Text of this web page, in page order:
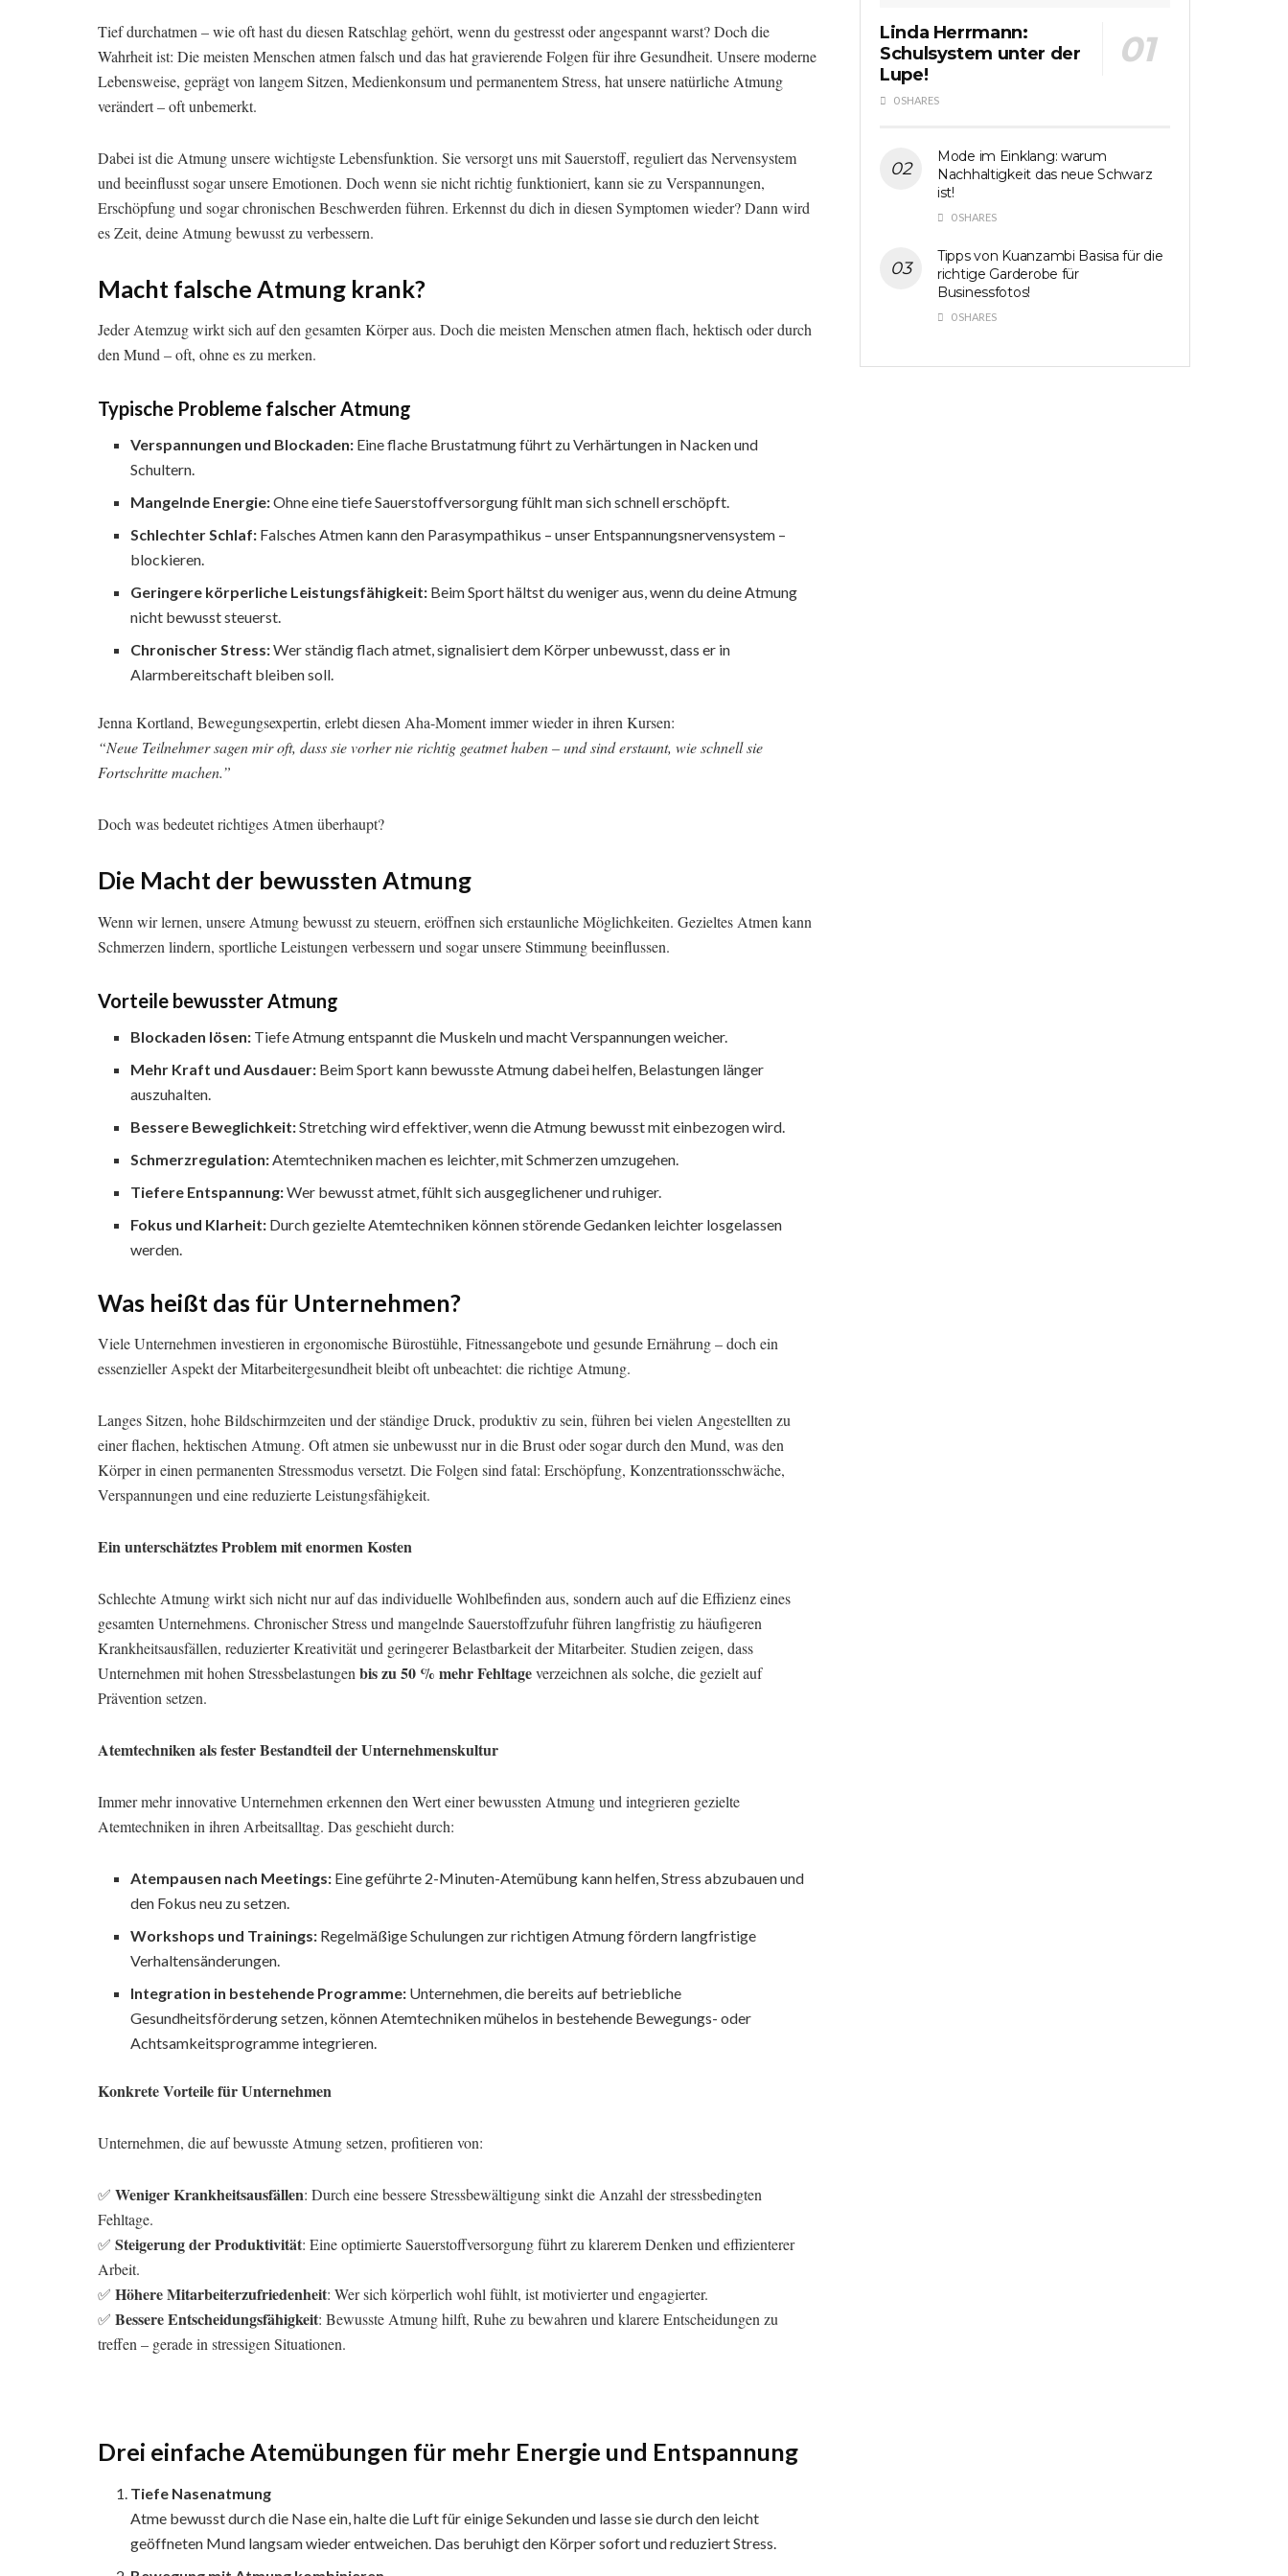
Tief durchatmen – wie oft hast du diesen Ratschlag gehört, wenn du gestresst oder angespannt warst? Doch die
Wahrheit ist: Die meisten Menschen atmen falsch und das hat gravierende Folgen für ihre Gesundheit. Unsere moderne
Lebensweise, geprägt von langem Sitzen, Medienkonsum und permanentem Stress, hat unsere natürliche Atmung
verändert – oft unbemerkt.
Dabei ist die Atmung unsere wichtigste Lebensfunktion. Sie versorgt uns mit Sauerstoff, reguliert das Nervensystem
und beeinflusst sogar unsere Emotionen. Doch wenn sie nicht richtig funktioniert, kann sie zu Verspannungen,
Erschöpfung und sogar chronischen Beschwerden führen. Erkennst du dich in diesen Symptomen wieder? Dann wird
es Zeit, deine Atmung bewusst zu verbessern.
Macht falsche Atmung krank?
Jeder Atemzug wirkt sich auf den gesamten Körper aus. Doch die meisten Menschen atmen flach, hektisch oder durch
den Mund – oft, ohne es zu merken.
Typische Probleme falscher Atmung
Verspannungen und Blockaden: Eine flache Brustatmung führt zu Verhärtungen in Nacken und
Schultern.
Mangelnde Energie:Ohne eine tiefe Sauerstoffversorgung fühlt man sich schnell erschöpft.
Schlechter Schlaf: Falsches Atmen kann den Parasympathikus – unser Entspannungsnervensystem –
blockieren.
Geringere körperliche Leistungsfähigkeit: Beim Sport hältst du weniger aus, wenn du deine Atmung
nicht bewusst steuerst.
Chronischer Stress:Wer ständig flach atmet, signalisiert dem Körper unbewusst, dass er in
Alarmbereitschaft bleiben soll.
Jenna Kortland, Bewegungsexpertin, erlebt diesen Aha-Moment immer wieder in ihren Kursen:
“Neue Teilnehmer sagen mir oft, dass sie vorher nie richtig geatmet haben – und sind erstaunt, wie schnell sie
Fortschritte machen.”
Doch was bedeutet richtiges Atmen überhaupt?
Die Macht der bewussten Atmung
Wenn wir lernen, unsere Atmung bewusst zu steuern, eröffnen sich erstaunliche Möglichkeiten. Gezieltes Atmen kann
Schmerzen lindern, sportliche Leistungen verbessern und sogar unsere Stimmung beeinflussen.
Vorteile bewusster Atmung
Blockaden lösen: Tiefe Atmung entspannt die Muskeln und macht Verspannungen weicher.
Mehr Kraft und Ausdauer: Beim Sport kann bewusste Atmung dabei helfen, Belastungen länger
auszuhalten.
Bessere Beweglichkeit:Stretching wird effektiver, wenn die Atmung bewusst mit einbezogen wird.
Schmerzregulation:Atemtechniken machen es leichter, mit Schmerzen umzugehen.
Tiefere Entspannung:Wer bewusst atmet, fühlt sich ausgeglichener und ruhiger.
Fokus und Klarheit: Durch gezielte Atemtechniken können störende Gedanken leichter losgelassen
werden.
Was heißt das für Unternehmen?
Viele Unternehmen investieren in ergonomische Bürostühle, Fitnessangebote und gesunde Ernährung – doch ein
essenzieller Aspekt der Mitarbeitergesundheit bleibt oft unbeachtet: die richtige Atmung.
Langes Sitzen, hohe Bildschirmzeiten und der ständige Druck, produktiv zu sein, führen bei vielen Angestellten zu
einer flachen, hektischen Atmung. Oft atmen sie unbewusst nur in die Brust oder sogar durch den Mund, was den
Körper in einen permanenten Stressmodus versetzt. Die Folgen sind fatal: Erschöpfung, Konzentrationsschwäche,
Verspannungen und eine reduzierte Leistungsfähigkeit.
Ein unterschätztes Problem mit enormen Kosten
Schlechte Atmung wirkt sich nicht nur auf das individuelle Wohlbefinden aus, sondern auch auf die Effizienz eines
gesamten Unternehmens. Chronischer Stress und mangelnde Sauerstoffzufuhr führen langfristig zu häufigeren
Krankheitsausfällen, reduzierter Kreativität und geringerer Belastbarkeit der Mitarbeiter. Studien zeigen, dass
Unternehmen mit hohen Stressbelastungenbis zu 50 % mehr Fehltageverzeichnen als solche, die gezielt auf
Prävention setzen.
Atemtechniken als fester Bestandteil der Unternehmenskultur
Immer mehr innovative Unternehmen erkennen den Wert einer bewussten Atmung und integrieren gezielte
Atemtechniken in ihren Arbeitsalltag. Das geschieht durch:
Atempausen nach Meetings: Eine geführte 2-Minuten-Atemübung kann helfen, Stress abzubauen und
den Fokus neu zu setzen.
Workshops und Trainings: Regelmäßige Schulungen zur richtigen Atmung fördern langfristige
Verhaltensänderungen.
Integration in bestehende Programme: Unternehmen, die bereits auf betriebliche
Gesundheitsförderung setzen, können Atemtechniken mühelos in bestehende Bewegungs- oder
Achtsamkeitsprogramme integrieren.
Konkrete Vorteile für Unternehmen
Unternehmen, die auf bewusste Atmung setzen, profitieren von:
✅ Weniger Krankheitsausfällen: Durch eine bessere Stressbewältigung sinkt die Anzahl der stressbedingten
Fehltage.
✅ Steigerung der Produktivität: Eine optimierte Sauerstoffversorgung führt zu klarerem Denken und effizienterer
Arbeit.
✅ Höhere Mitarbeiterzufriedenheit: Wer sich körperlich wohl fühlt, ist motivierter und engagierter.
✅ Bessere Entscheidungsfähigkeit: Bewusste Atmung hilft, Ruhe zu bewahren und klarere Entscheidungen zu
treffen – gerade in stressigen Situationen.
Drei einfache Atemübungen für mehr Energie und Entspannung
Tiefe Nasenatmung
Atme bewusst durch die Nase ein, halte die Luft für einige Sekunden und lasse sie durch den leicht
geöffneten Mund langsam wieder entweichen. Das beruhigt den Körper sofort und reduziert Stress.
Linda Herrmann:
Schulsystem unter der
Lupe!
0 SHARES
Mode im Einklang: warum
Nachhaltigkeit das neue Schwarz
ist!
0 SHARES
Tipps von Kuanzambi Basisa für die
richtige Garderobe für
Businessfotos!
0 SHARES